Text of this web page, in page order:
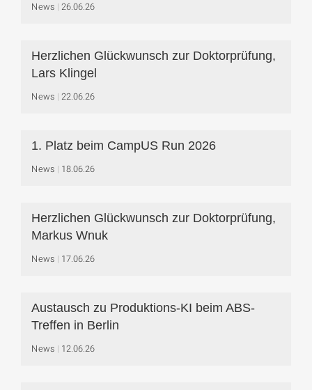
News 26.06.26
Herzlichen Glückwunsch zur Doktorprüfung,
Lars Klingel
News 22.06.26
1. Platz beim CampUS Run 2026
News 18.06.26
Herzlichen Glückwunsch zur Doktorprüfung,
Markus Wnuk
News 17.06.26
Austausch zu Produktions-KI beim ABS-
Treffen in Berlin
News 12.06.26